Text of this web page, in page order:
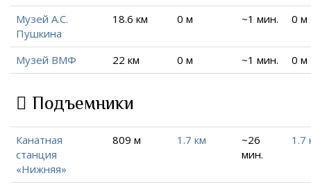
Музей А.С.
Пушкина
18.6 км 0 м ~1 мин. 0 м
Музей ВМФ 22 км 0 м ~1 мин. 0 м
Подъемники
Канатная
станция
«Нижняя»
809 м 1.7 км
~26
мин.
1.7